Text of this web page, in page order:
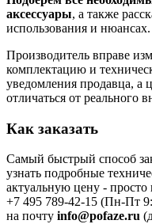
аксессуары, а также
использования и нюансах.
Производитель вправе
комплектацию и
уведомления продавца, а
отличаться от реального
Как заказать
Самый быстрый способ
узнать подробные
актуальную цену - просто
+7 495 789-42-15 (Пн-Пт
на почту info@pofaze.ru